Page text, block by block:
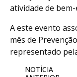
atividade de
A este evento
mês de
representado
NOTÍCIA